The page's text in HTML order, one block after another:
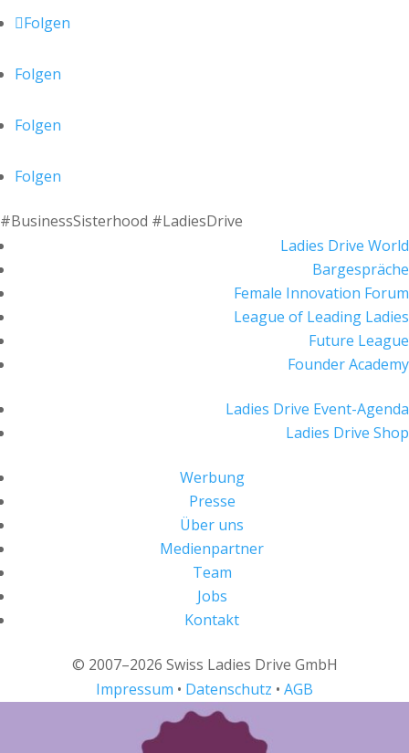
Folgen
Folgen
Folgen
Folgen
#BusinessSisterhood #LadiesDrive
Ladies Drive World
Bargespräche
Female Innovation Forum
League of Leading Ladies
Future League
Founder Academy
Ladies Drive Event-Agenda
Ladies Drive Shop
Werbung
Presse
Über uns
Medienpartner
Team
Jobs
Kontakt
© 2007–2026 Swiss Ladies Drive GmbH
Impressum • Datenschutz • AGB